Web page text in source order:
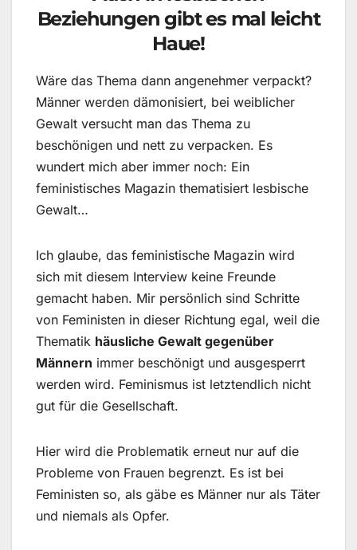
Beziehungen gibt es mal leicht
Haue!
Wäre das Thema dann angenehmer verpackt?
Männer werden dämonisiert, bei weiblicher
Gewalt versucht man das Thema zu
beschönigen und nett zu verpacken. Es
wundert mich aber immer noch: Ein
feministisches Magazin thematisiert lesbische
Gewalt…
Ich glaube, das feministische Magazin wird
sich mit diesem Interview keine Freunde
gemacht haben. Mir persönlich sind Schritte
von Feministen in dieser Richtung egal, weil die
Thematik häusliche Gewalt gegenüber
Männern immer beschönigt und ausgesperrt
werden wird. Feminismus ist letztendlich nicht
gut für die Gesellschaft.
Hier wird die Problematik erneut nur auf die
Probleme von Frauen begrenzt. Es ist bei
Feministen so, als gäbe es Männer nur als Täter
und niemals als Opfer.